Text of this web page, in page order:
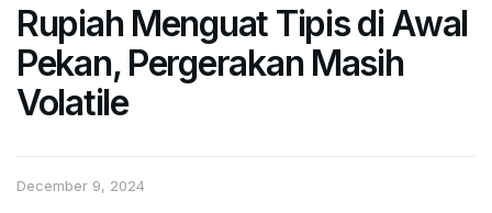
Rupiah Menguat Tipis di Awal
Pekan, Pergerakan Masih
Volatile
December 9, 2024